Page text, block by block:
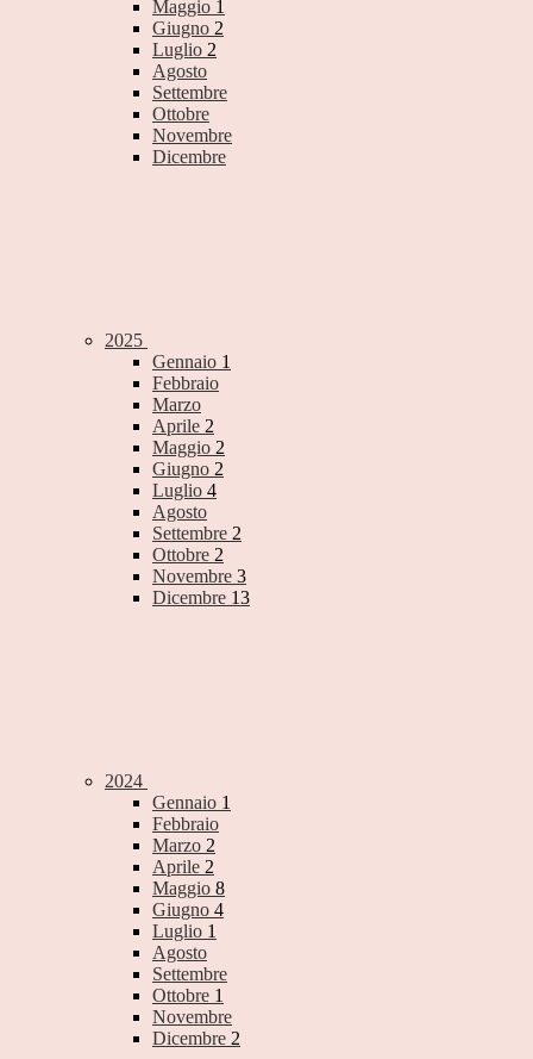
Maggio 1
Giugno 2
Luglio 2
Agosto
Settembre
Ottobre
Novembre
Dicembre
2025
Gennaio 1
Febbraio
Marzo
Aprile 2
Maggio 2
Giugno 2
Luglio 4
Agosto
Settembre 2
Ottobre 2
Novembre 3
Dicembre 13
2024
Gennaio 1
Febbraio
Marzo 2
Aprile 2
Maggio 8
Giugno 4
Luglio 1
Agosto
Settembre
Ottobre 1
Novembre
Dicembre 2